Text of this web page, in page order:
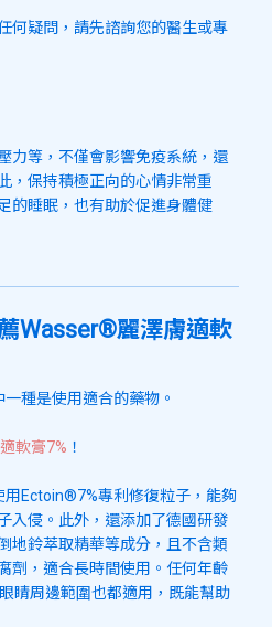
何疑問，請先諮詢您的醫生或專
力等，不僅會影響免疫系統，還
，保持積極正向的心情非常重
的睡眠，也有助於促進身體健
Wasser®麗澤膚適軟
種是使用適合的藥物。
軟膏7% ！
Ectoin®7%專利修復粒子，能夠
入侵。此外，還添加了德國研發
地鈴萃取精華等成分，且不含類
劑，適合長時間使用。任何年齡
睛周邊範圍也都適用，既能幫助